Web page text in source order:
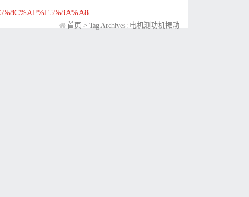
首页 > Tag Archives: 电机测功机振动